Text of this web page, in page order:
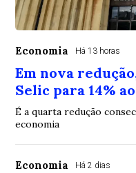
Economia Há 13 horas
Em nova
Selic para 14%
É a quarta redução
economia
Economia Há 2 dias